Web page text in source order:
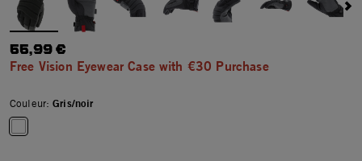
55,99 €
Free Vision Eyewear Case with €30 Purchase
Couleur:Gris/noir